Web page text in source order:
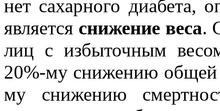
нет сахарного диабета,
является снижение веса.
лиц с избыточным
20%-му снижению общей
му снижению